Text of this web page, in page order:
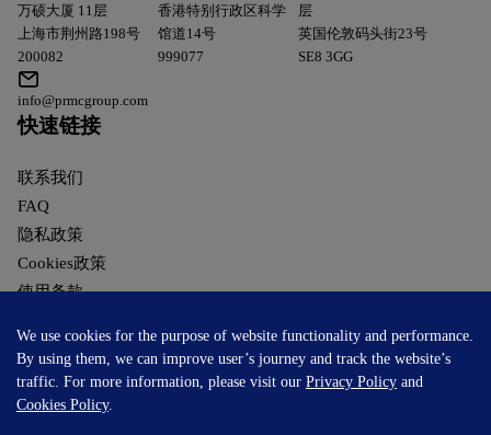
万硕大厦 11层
上海市荆州路198号
200082
香港特别行政区科学
馆道14号
999077
层
英国伦敦码头街23号
SE8 3GG
info@prmcgroup.com
快速链接
联系我们
FAQ
隐私政策
Cookies政策
使用条款
© 2026 Premier Group . Powered by WEBFOSS
臻于郅治
Foster.
We use cookies for the purpose of website functionality and performance.
By using them, we can improve user’s journey and track the website’s
traffic. For more information, please visit our Privacy Policy and
Cookies Policy.